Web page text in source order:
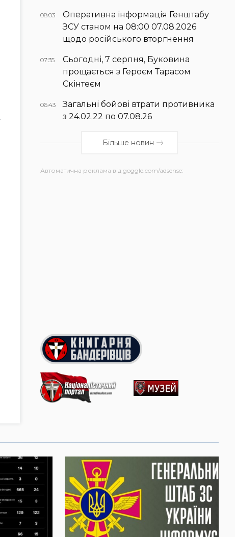
08:03
Оперативна інформація Генштабу
ЗСУ станом на 08:00 07.08.2026
щодо російського вторгнення
07:35
Сьогодні, 7 серпня, Буковина
прощається з Героєм Тарасом
Скінтеєм
06:43
Загальні бойові втрати противника
з 24.02.22 по 07.08.26
Більше новин
Автоматична реклама від goggle.com/adsense: